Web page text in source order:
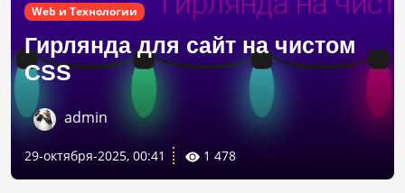
Web и Технологии
Гирлянда для сайт на чистом
CSS
admin
29-октября-2025, 00:41 1 478